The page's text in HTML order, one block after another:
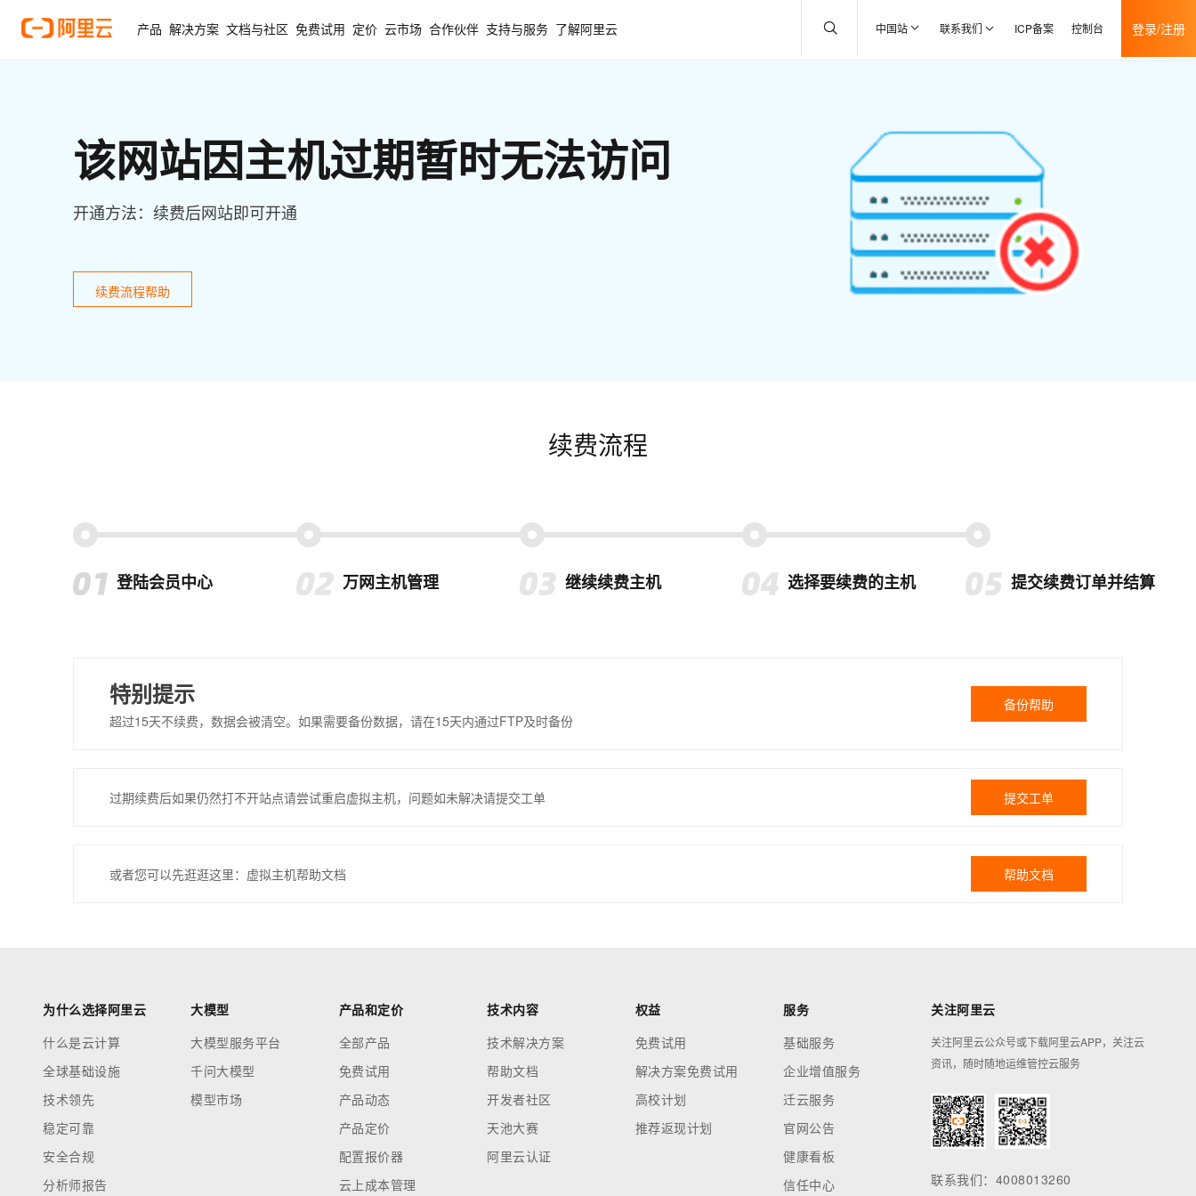
产品 解决方案 文档与社区 免费试用 定价 云市场 合作伙伴 支持与服务 了解阿里云 中国站 联系我们 ICP备案 控制台 登录/注册
该网站因主机过期暂时无法访问
开通方法：续费后网站即可开通
续费流程帮助
续费流程
登陆会员中心 万网主机管理 继续续费主机 选择要续费的主机 提交续费订单并结算
特别提示
超过15天不续费，数据会被清空。如果需要备份数据，请在15天内通过FTP及时备份
备份帮助
过期续费后如果仍然打不开站点请尝试重启虚拟主机，问题如未解决请提交工单 提交工单
或者您可以先逛逛这里：虚拟主机帮助文档 帮助文档